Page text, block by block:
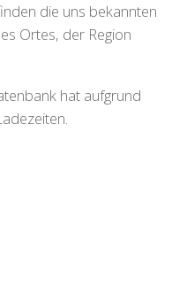
die uns bekannten
Ortes, der Region
hat aufgrund